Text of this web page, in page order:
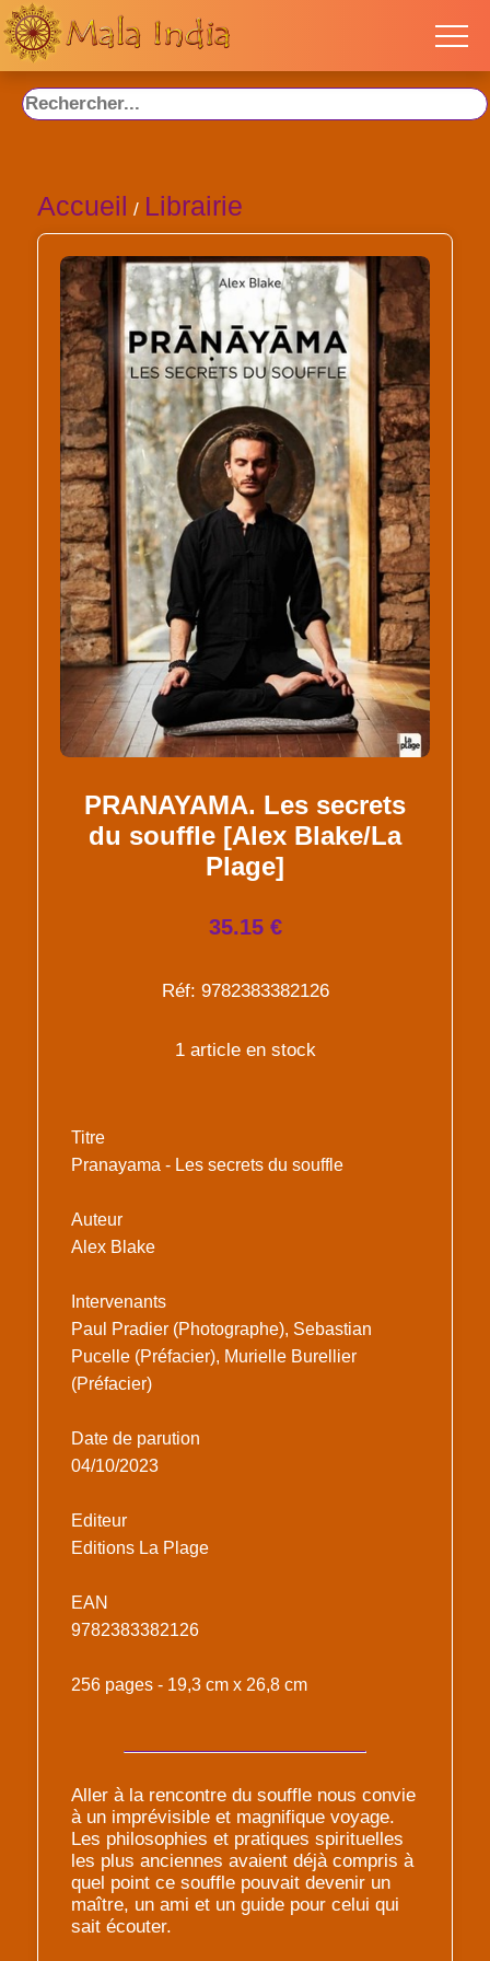
Accueil / Librairie
PRANAYAMA. Les secrets
du souffle [Alex Blake/La
Plage]
35.15 €
Réf: 9782383382126
1 article en stock
Titre
Pranayama - Les secrets du souffle
Auteur
Alex Blake
Intervenants
Paul Pradier (Photographe), Sebastian
Pucelle (Préfacier), Murielle Burellier
(Préfacier)
Date de parution
04/10/2023
Editeur
Editions La Plage
EAN
9782383382126
256 pages - 19,3 cm x 26,8 cm
Aller à la rencontre du souffle nous convie
à un imprévisible et magnifique voyage.
Les philosophies et pratiques spirituelles
les plus anciennes avaient déjà compris à
quel point ce souffle pouvait devenir un
maître, un ami et un guide pour celui qui
sait écouter.